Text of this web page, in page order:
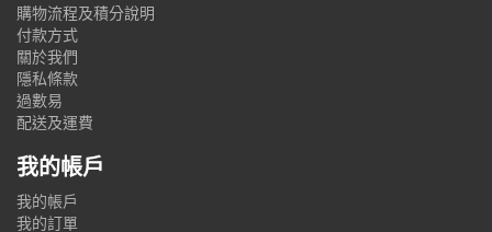
購物流程及積分說明
付款方式
關於我們
隱私條款
過數易
配送及運費
我的帳戶
我的帳戶
我的訂單